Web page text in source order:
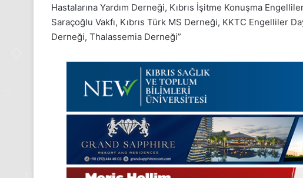
Hastalarına Yardım Derneği, Kıbrıs İşitme Konuşma
Saraçoğlu Vakfı, Kıbrıs Türk MS Derneği, KKTC Engelliler
Derneği, Thalassemia Derneği”